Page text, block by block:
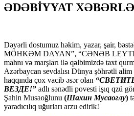
ƏDƏBİYYAT
Dəyərli dostumuz həkim, yazar, şair,
MÖHKƏM DAYAN”, “CƏNƏB
mahnı və marşları ilə qəlbimizdə taxt
Azərbaycan sevdalısı Dünya şöhrətli
haqqında çox vacib əsər olan
ВЕЗДЕ!” adlı sənədli povesti işıq qzü
Şahin Musaoğlunu (Шахин Мусаоглу)
yaradıcılıq uğurları arzu edirik!